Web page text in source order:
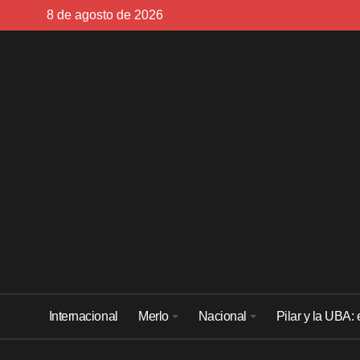
8 de agosto de 2026
Internacional Merlo Nacional Pilar y la UBA: